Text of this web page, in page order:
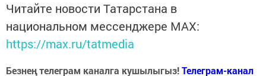
Читайте новости Татарстана в
национальном мессенджере MАХ:
https://max.ru/tatmedia
Безнең телеграм каналга кушылыгыз!Телеграм-канал